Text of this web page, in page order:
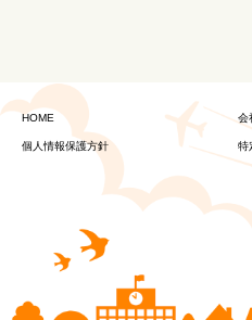
HOME 会
個人情報保護方針 特